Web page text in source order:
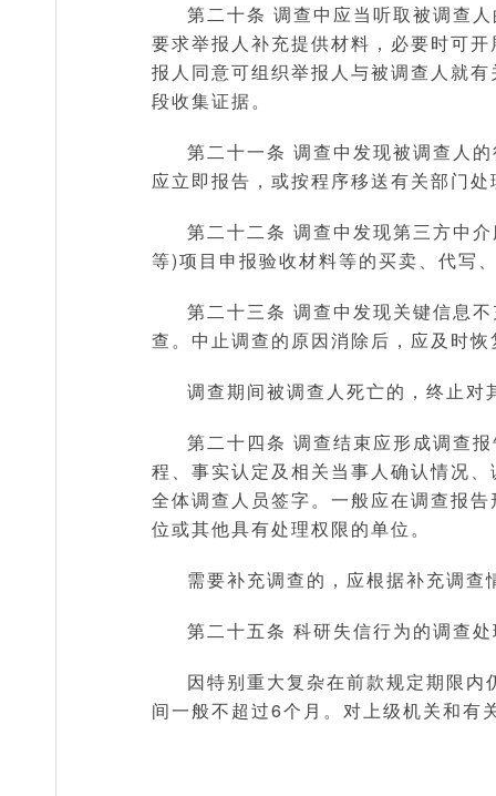
第二十条 调查中应当听取被调查
要求举报人补充提供材料，必要时可
报人同意可组织举报人与被调查人就
段收集证据。
第二十一条 调查中发现被调查人
应立即报告，或按程序移送有关部门处
第二十二条 调查中发现第三方中
等)项目申报验收材料等的买卖、代写
第二十三条 调查中发现关键信息
查。中止调查的原因消除后，应及时
调查期间被调查人死亡的，终止
第二十四条 调查结束应形成调查
程、事实认定及相关当事人确认情况
全体调查人员签字。一般应在调查报
位或其他具有处理权限的单位。
需要补充调查的，应根据补充调查
第二十五条 科研失信行为的调查
因特别重大复杂在前款规定期限
间一般不超过6个月。对上级机关和有